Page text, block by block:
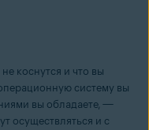
коснутся и что вы
систему вы
вы обладаете, —
осуществляться и с